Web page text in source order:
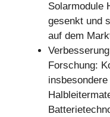
Solarmodule
gesenkt und
auf dem
Forschung: